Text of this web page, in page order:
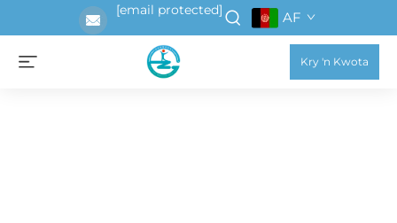
[email protected] AF
Kry 'n Kwota